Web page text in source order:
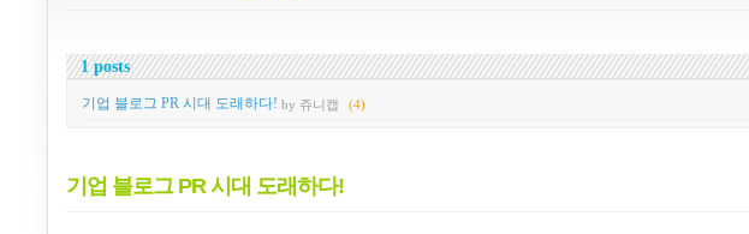
1 posts
기업 블로그 PR 시대 도래하다! by 쥬니캡 (4)
기업 블로그 PR 시대 도래하다!